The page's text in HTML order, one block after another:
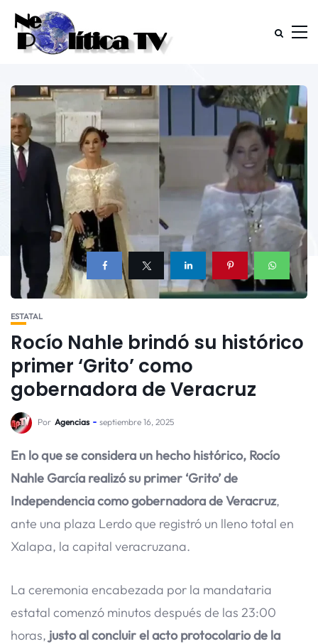
ESTATAL
Rocío Nahle brindó su histórico
primer ‘Grito’ como
gobernadora de Veracruz
Por Agencias septiembre 16, 2025
En lo que se considera un hecho histórico, Rocío
Nahle García realizó su primer ‘Grito’ de
Independencia como gobernadora de Veracruz,
ante una plaza Lerdo que registró un lleno total en
Xalapa, la capital veracruzana.
La ceremonia encabezada por la mandataria
estatal comenzó minutos después de las 23:00
horas, justo al concluir el acto protocolario de la